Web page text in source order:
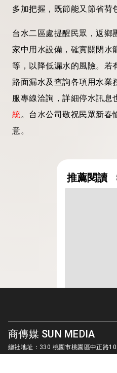
多加把握，既節能又節省荷
台水二區處提醒民眾，返鄉
家中用水設備，確實關閉水
等，以降低漏水的風險。若
路面漏水及查詢各項用水業
服專線洽詢，詳細停水訊息
統。台水公司敬祝民眾新春
意。
推薦閱讀
商傳媒 SUN MEDIA
總社地址：330 桃園市桃園區中正路